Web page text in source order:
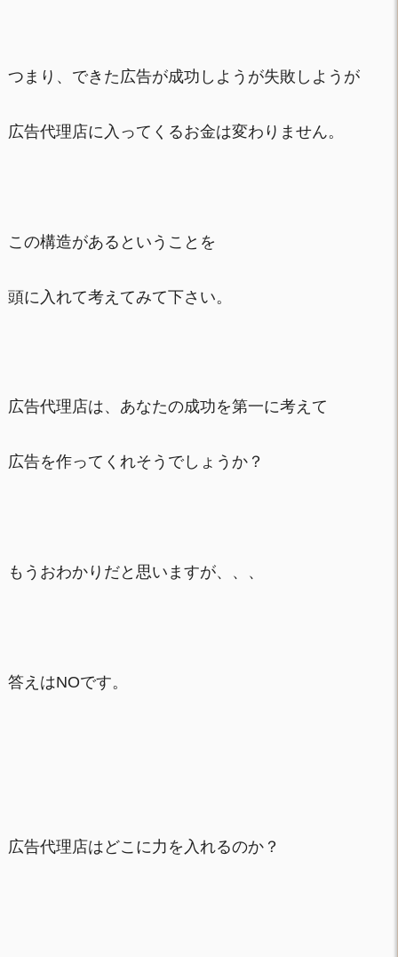
つまり、できた広告が成功しようが失敗しようが
広告代理店に入ってくるお金は変わりません。
この構造があるということを
頭に入れて考えてみて下さい。
広告代理店は、あなたの成功を第一に考えて
広告を作ってくれそうでしょうか？
もうおわかりだと思いますが、、、
答えはNOです。
広告代理店はどこに力を入れるのか？